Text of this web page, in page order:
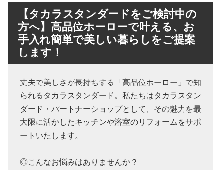
【タカラスタンダードをご検討中の
方へ】高品位ホーローで叶える、お
手入れ簡単で美しい暮らしをご提案
します！
丈夫で美しさが長持ちする「高品位ホーロー」で知
られるタカラスタンダード。私たちはタカラスタン
ダード・パートナーショップとして、その魅力を最
大限に活かしたキッチンや浴室のリフォームをサポ
ートいたします。
◎こんなお悩みはありませんか？